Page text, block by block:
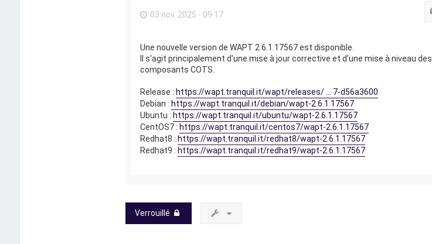
03 nov. 2025 - 09:17
Une nouvelle version de WAPT 2.6.1.17567 est disponible.
Il s'agit principalement d'une mise à jour corrective et d'une mise à niveau des
composants COTS.
Release : https://wapt.tranquil.it/wapt/releases/ ... 7-d56a3600
Debian : https://wapt.tranquil.it/debian/wapt-2.6.1.17567
Ubuntu : https://wapt.tranquil.it/ubuntu/wapt-2.6.1.17567
CentOS7 : https://wapt.tranquil.it/centos7/wapt-2.6.1.17567
Redhat8 : https://wapt.tranquil.it/redhat8/wapt-2.6.1.17567
Redhat9 : https://wapt.tranquil.it/redhat9/wapt-2.6.1.17567
Verrouillé